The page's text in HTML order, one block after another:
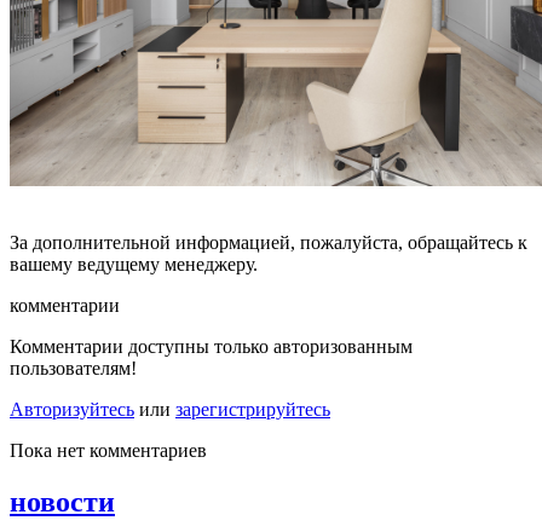
За дополнительной информацией, пожалуйста, обращайтесь к
вашему ведущему менеджеру.
комментарии
Комментарии доступны только авторизованным
пользователям!
Авторизуйтесь или зарегистрируйтесь
Пока нет комментариев
новости